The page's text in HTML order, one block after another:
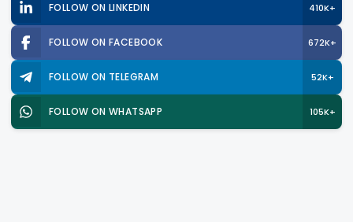
FOLLOW ON LINKEDIN 410K+
FOLLOW ON FACEBOOK 672K+
FOLLOW ON TELEGRAM 52K+
FOLLOW ON WHATSAPP 105K+